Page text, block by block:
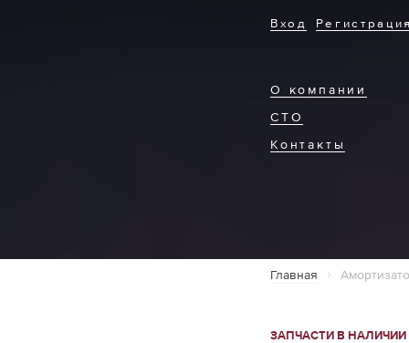
О компании
СТО
Контакты
Вход
Главная
ЗАПЧАСТИ В НАЛИЧИИ